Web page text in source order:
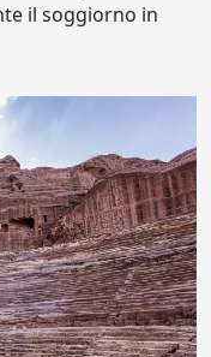
il soggiorno in